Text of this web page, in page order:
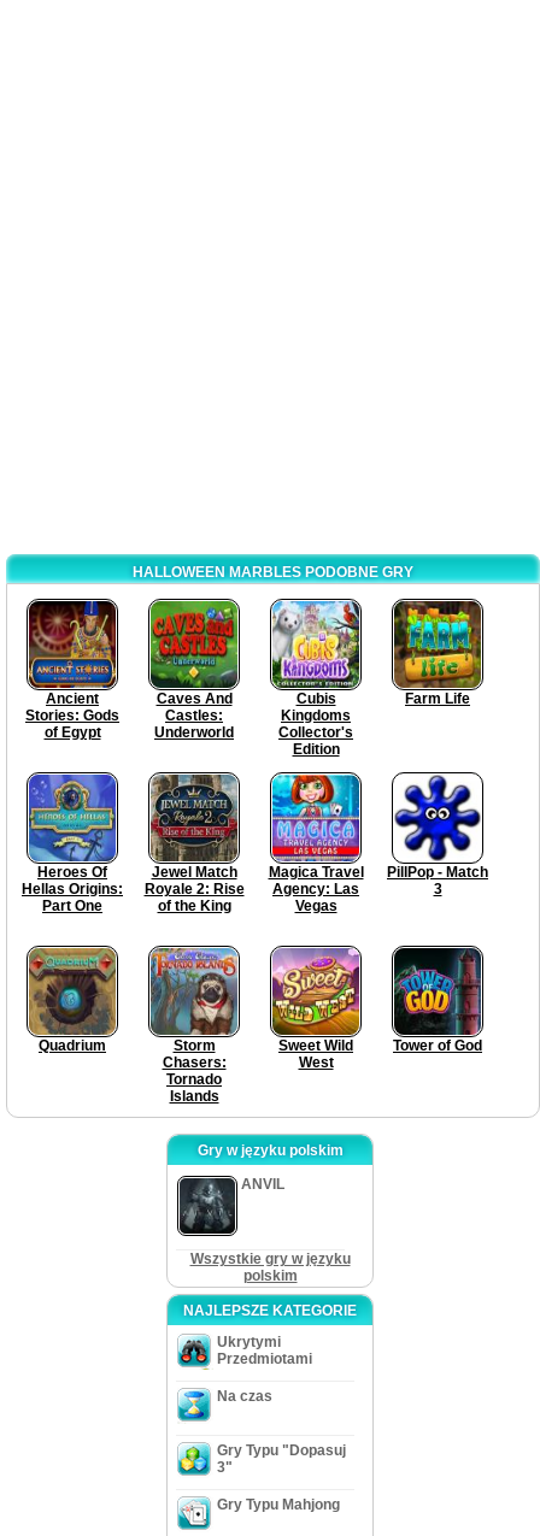
HALLOWEEN MARBLES PODOBNE GRY
Ancient
Stories: Gods
of Egypt
Caves And
Castles:
Underworld
Cubis
Kingdoms
Collector's
Edition
Farm Life
Heroes Of
Hellas Origins:
Part One
Jewel Match
Royale 2: Rise
of the King
Magica Travel
Agency: Las
Vegas
PillPop - Match
3
Quadrium
Storm
Chasers:
Tornado
Islands
Sweet Wild
West
Tower of God
Gry w języku polskim
ANVIL
Wszystkie gry w języku
polskim
NAJLEPSZE KATEGORIE
Ukrytymi
Przedmiotami
Na czas
Gry Typu "Dopasuj
3"
Gry Typu Mahjong